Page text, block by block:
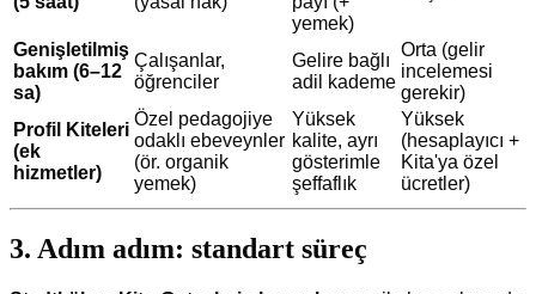
yemek)
Genişletilmiş
bakım (6–12
sa)
Çalışanlar,
öğrenciler
Gelire bağlı
adil kademe
Orta (gelir
incelemesi
gerekir)
Profil Kiteleri
(ek
hizmetler)
Özel pedagojiye
odaklı ebeveynler
(ör. organik
yemek)
Yüksek
kalite, ayrı
gösterimle
şeffaflık
Yüksek
(hesaplayıcı +
Kita'ya özel
ücretler)
3. Adım adım: standart süreç